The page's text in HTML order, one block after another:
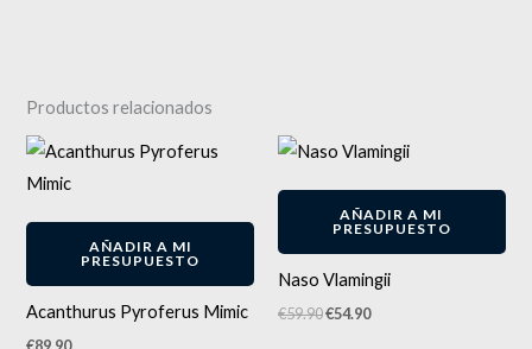
Productos relacionados
AÑADIR A MI
PRESUPUESTO
Acanthurus Pyroferus Mimic
-8%
AÑADIR A MI
PRESUPUESTO
Naso Vlamingii
€59.90
El
precio
€59.90.
€54.90
El
precio
€54.90.